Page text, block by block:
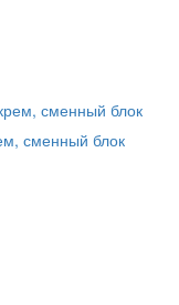
сменный блок